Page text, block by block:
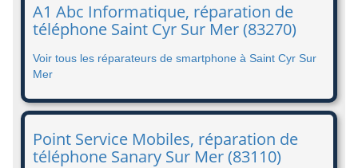
A1 Abc Informatique, réparation de
téléphone Saint Cyr Sur Mer (83270)
Voir tous les réparateurs de smartphone à Saint Cyr Sur
Mer
Point Service Mobiles, réparation de
téléphone Sanary Sur Mer (83110)